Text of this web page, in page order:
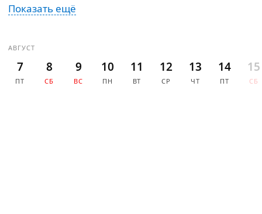
Показать ещё
АВГУСТ
7
ПТ
8
СБ
9
ВС
10
ПН
11
ВТ
12
СР
13
ЧТ
14
ПТ
15
СБ